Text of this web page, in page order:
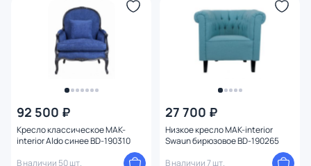
92 500 ₽
Кресло классическое MAK-
interior Aldo синее BD-190310
В наличии 50 шт.
27 700 ₽
Низкое кресло MAK-interior
Swaun бирюзовое BD-190265
В наличии 7 шт.